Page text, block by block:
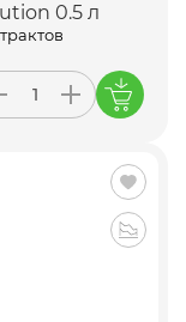
0.5 л